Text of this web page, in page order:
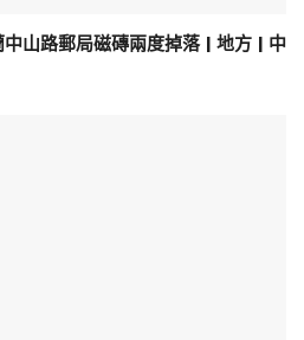
山路郵局磁磚兩度掉落 | 地方 | 中